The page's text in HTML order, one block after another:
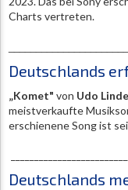
Charts vertreten.
Deutschlands
„Komet" von Udo
meistverkaufte
erschienene Song ist
Deutschlands